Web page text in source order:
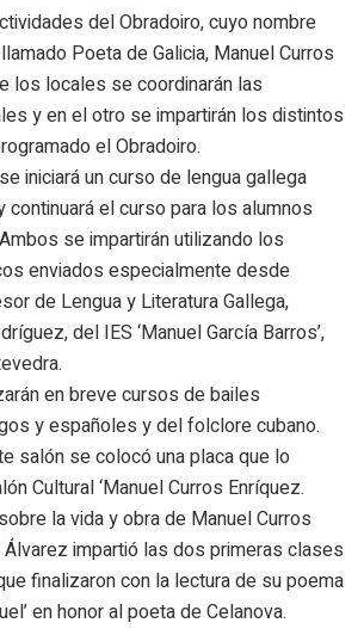
del Obradoiro, cuyo nombre
Poeta de Galicia, Manuel Curros
los locales se coordinarán las
y en el otro se impartirán los distintos
el Obradoiro.
iniciará un curso de lengua gallega
continuará el curso para los alumnos
se impartirán utilizando los
enviados especialmente desde
de Lengua y Literatura Gallega,
del IES ‘Manuel García Barros’,
en breve cursos de bailes
y españoles y del folclore cubano.
salón se colocó una placa que lo
Cultural ‘Manuel Curros Enríquez.
la vida y obra de Manuel Curros
impartió las dos primeras clases
finalizaron con la lectura de su poema
en honor al poeta de Celanova.